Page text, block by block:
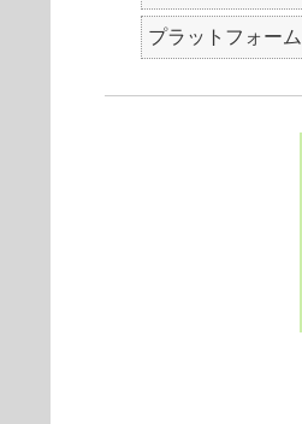
プラットフォーム